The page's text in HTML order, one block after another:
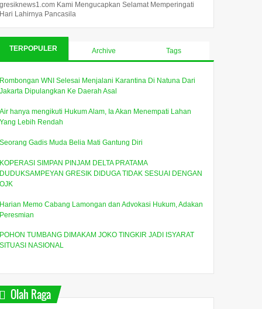
gresiknews1.com Kami Mengucapkan Selamat Memperingati
Hari Lahirnya Pancasila
TERPOPULER Archive Tags
Rombongan WNI Selesai Menjalani Karantina Di Natuna Dari
Jakarta Dipulangkan Ke Daerah Asal
Air hanya mengikuti Hukum Alam, Ia Akan Menempati Lahan
Yang Lebih Rendah
Seorang Gadis Muda Belia Mati Gantung Diri
KOPERASI SIMPAN PINJAM DELTA PRATAMA
DUDUKSAMPEYAN GRESIK DIDUGA TIDAK SESUAI DENGAN
OJK
Harian Memo Cabang Lamongan dan Advokasi Hukum, Adakan
Peresmian
POHON TUMBANG DIMAKAM JOKO TINGKIR JADI ISYARAT
SITUASI NASIONAL
Olah Raga